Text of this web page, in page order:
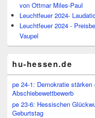
von Ottmar Miles-Paul
Leuchtfeuer 2024-
Leuchtfeuer 2024 -
Vaupel
hu-hessen.de
pe 24-1: Demokratie
Abschiebewettbewerb
pe 23-6: Hessischen
Geburtstag